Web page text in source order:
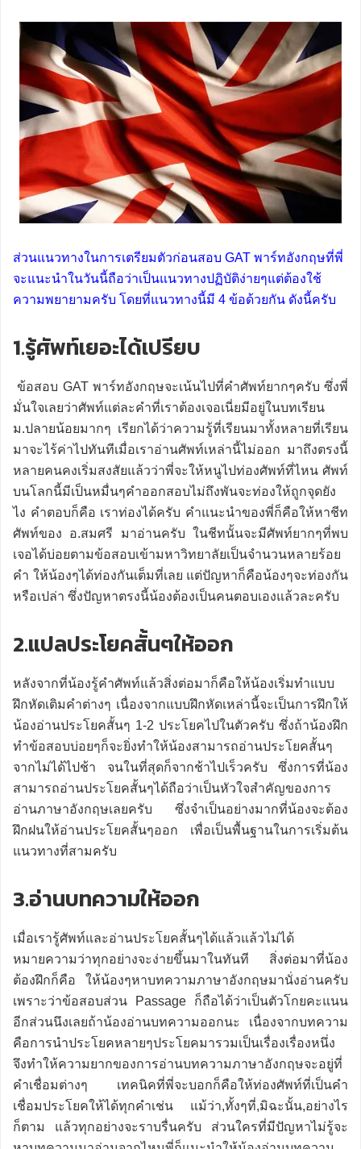
ส่วนแนวทางในการเตรียมตัวก่อนสอบ GAT พาร์ทอังกฤษที่พี่
จะแนะนำในวันนี้ถือว่าเป็นแนวทางปฏิบัติง่ายๆแต่ต้องใช้
ความพยายามครับ โดยที่แนวทางนี้มี 4 ข้อด้วยกัน ดังนี้ครับ
1.รู้ศัพท์เยอะได้เปรียบ
ข้อสอบ GAT พาร์ทอังกฤษจะเน้นไปที่คำศัพท์ยากๆครับ ซึ่งพี่
มั่นใจเลยว่าศัพท์แต่ละคำที่เราต้องเจอเนี่ยมีอยู่ในบทเรียน
ม.ปลายน้อยมากๆ เรียกได้ว่าความรู้ที่เรียนมาทั้งหลายที่เรียน
มาจะไร้ค่าไปทันทีเมื่อเราอ่านศัพท์เหล่านี้ไม่ออก มาถึงตรงนี้
หลายคนคงเริ่มสงสัยแล้วว่าพี่จะให้หนูไปท่องศัพท์ที่ไหน ศัพท์
บนโลกนี้มีเป็นหมื่นๆคำออกสอบไม่ถึงพันจะท่องให้ถูกจุดยัง
ไง คำตอบก็คือ เราท่องได้ครับ คำแนะนำของพี่ก็คือให้หาชีท
ศัพท์ของ อ.สมศรี มาอ่านครับ ในชีทนั้นจะมีศัพท์ยากๆที่พบ
เจอได้บ่อยตามข้อสอบเข้ามหาวิทยาลัยเป็นจำนวนหลายร้อย
คำ ให้น้องๆได้ท่องกันเต็มที่เลย แต่ปัญหาก็คือน้องๆจะท่องกัน
หรือเปล่า ซึ่งปัญหาตรงนี้น้องต้องเป็นคนตอบเองแล้วละครับ
2.แปลประโยคสั้นๆให้ออก
หลังจากที่น้องรู้คำศัพท์แล้วสิ่งต่อมาก็คือให้น้องเริ่มทำแบบ
ฝึกหัดเติมคำต่างๆ เนื่องจากแบบฝึกหัดเหล่านี้จะเป็นการฝึกให้
น้องอ่านประโยคสั้นๆ 1-2 ประโยคไปในตัวครับ ซึ่งถ้าน้องฝึก
ทำข้อสอบบ่อยๆก็จะยิ่งทำให้น้องสามารถอ่านประโยคสั้นๆ
จากไม่ได้ไปช้า จนในที่สุดก็จากช้าไปเร็วครับ ซึ่งการที่น้อง
สามารถอ่านประโยคสั้นๆได้ถือว่าเป็นหัวใจสำคัญของการ
อ่านภาษาอังกฤษเลยครับ ซึ่งจำเป็นอย่างมากที่น้องจะต้อง
ฝึกฝนให้อ่านประโยคสั้นๆออก เพื่อเป็นพื้นฐานในการเริ่มต้น
แนวทางที่สามครับ
3.อ่านบทความให้ออก
เมื่อเรารู้ศัพท์และอ่านประโยคสั้นๆได้แล้วแล้วไม่ได้
หมายความว่าทุกอย่างจะง่ายขึ้นมาในทันที สิ่งต่อมาที่น้อง
ต้องฝึกก็คือ ให้น้องๆหาบทความภาษาอังกฤษมานั่งอ่านครับ
เพราะว่าข้อสอบส่วน Passage ก็ถือได้ว่าเป็นตัวโกยคะแนน
อีกส่วนนึงเลยถ้าน้องอ่านบทความออกนะ เนื่องจากบทความ
คือการนำประโยคหลายๆประโยคมารวมเป็นเรื่องเรื่องหนึ่ง
จึงทำให้ความยากของการอ่านบทความภาษาอังกฤษจะอยู่ที่
คำเชื่อมต่างๆ เทคนิคที่พี่จะบอกก็คือให้ท่องศัพท์ที่เป็นคำ
เชื่อมประโยคให้ได้ทุกคำเช่น แม้ว่า,ทั้งๆที่,มิฉะนั้น,อย่างไร
ก็ตาม แล้วทุกอย่างจะราบรื่นครับ ส่วนใครที่มีปัญหาไม่รู้จะ